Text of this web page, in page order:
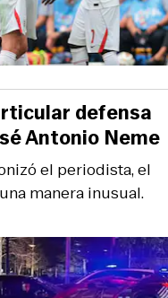
el periodista, el
manera inusual.
defensa
Antonio Neme